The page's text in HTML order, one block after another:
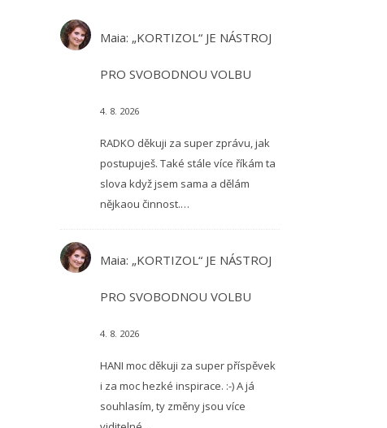
Maia: „KORTIZOL“ JE NÁSTROJ
PRO SVOBODNOU VOLBU
4. 8. 2026
RADKO děkuji za super zprávu, jak
postupuješ. Také stále více říkám ta
slova když jsem sama a dělám
nějkaou činnost.…
Maia: „KORTIZOL“ JE NÁSTROJ
PRO SVOBODNOU VOLBU
4. 8. 2026
HANI moc děkuji za super příspěvek
i za moc hezké inspirace. :-) A já
souhlasím, ty změny jsou více